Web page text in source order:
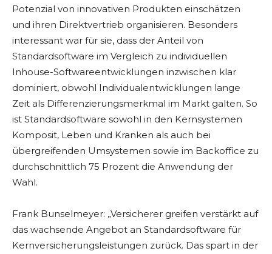
Potenzial von innovativen Produkten einschätzen
und ihren Direktvertrieb organisieren. Besonders
interessant war für sie, dass der Anteil von
Standardsoftware im Vergleich zu individuellen
Inhouse-Softwareentwicklungen inzwischen klar
dominiert, obwohl Individualentwicklungen lange
Zeit als Differenzierungsmerkmal im Markt galten. So
ist Standardsoftware sowohl in den Kernsystemen
Komposit, Leben und Kranken als auch bei
übergreifenden Umsystemen sowie im Backoffice zu
durchschnittlich 75 Prozent die Anwendung der
Wahl.
Frank Bunselmeyer: „Versicherer greifen verstärkt auf
das wachsende Angebot an Standardsoftware für
Kernversicherungsleistungen zurück. Das spart in der